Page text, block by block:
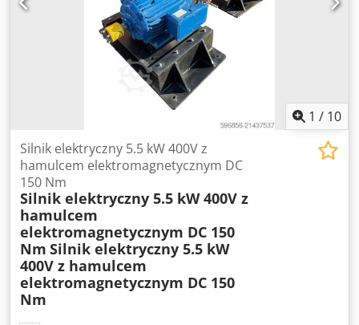
IMB5 (kołnierzowe)
1 / 10
Silnik elektryczny 5.5 kW 400V z
hamulcem elektromagnetycznym DC
150 Nm
Silnik elektryczny 5.5 kW 400V z
hamulcem
elektromagnetycznym DC 150
Nm Silnik elektryczny 5.5 kW
400V z hamulcem
elektromagnetycznym DC 150
Nm